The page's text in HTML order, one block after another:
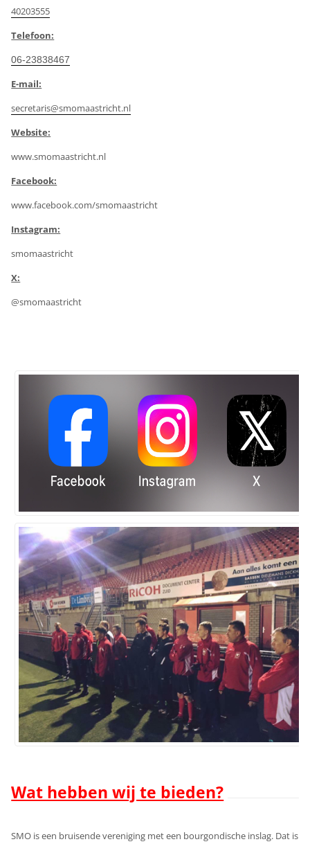
40203555
Telefoon:
06-23838467
E-mail:
secretaris@smomaastricht.nl
Website:
www.smomaastricht.nl
Facebook:
www.facebook.com/smomaastricht
Instagram:
smomaastricht
X:
@smomaastricht
Wat hebben wij te bieden?
SMO is een bruisende vereniging met een bourgondische inslag. Dat is